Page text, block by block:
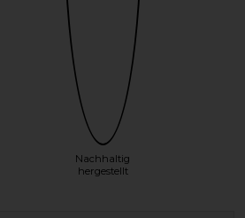
Nachhaltig
hergestellt